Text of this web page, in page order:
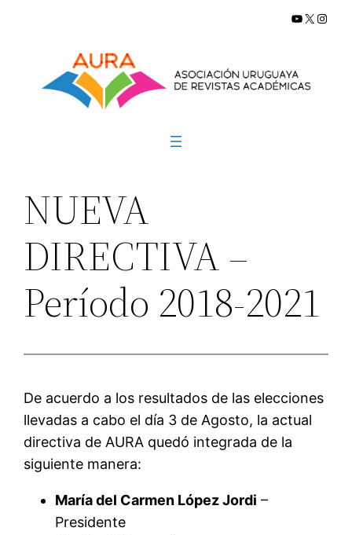
contenido
YouTube
X
NUEVA
DIRECTIVA –
Período 2018-2021
De acuerdo a los resultados de las elecciones
llevadas a cabo el día 3 de Agosto, la actual
directiva de AURA quedó integrada de la
siguiente manera:
María del Carmen López Jordi –
Presidente